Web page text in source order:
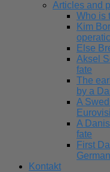
Articles and
Who is
Kim
Else
Aksel
fate
The
by a
A
A
fate
First
Kontakt